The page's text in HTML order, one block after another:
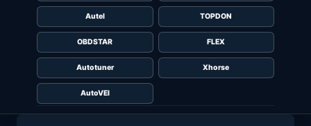
Autel TOPDON
OBDSTAR FLEX
Autotuner Xhorse
AutoVEI